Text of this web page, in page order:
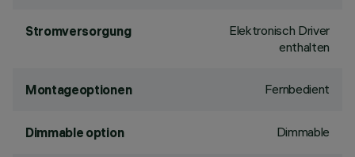
Stromversorgung
Elektronisch Driver
enthalten
Montageoptionen Fernbedient
Dimmable option Dimmable